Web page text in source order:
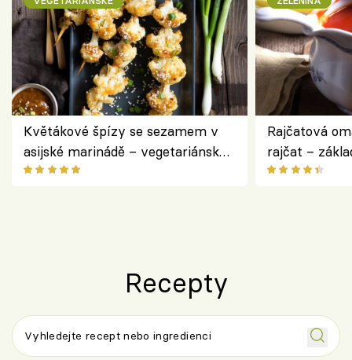
Květákové špízy se sezamem v
asijské marinádě – vegetariánská
chuťovka z grilu
Rajčatová
rajčat –
Recepty